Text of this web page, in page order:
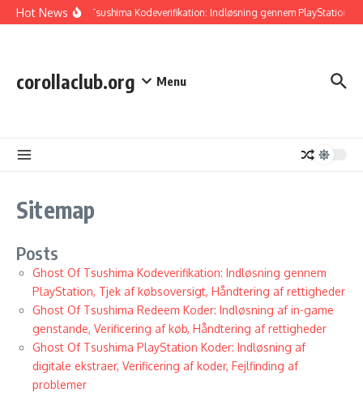
Skip to content
Hot NewsGhost Of Tsushima Kodeverifikation: Indløsning gennem PlayStation,
corollaclub.org Menu
Sitemap
Posts
Ghost Of Tsushima Kodeverifikation: Indløsning gennem
PlayStation, Tjek af købsoversigt, Håndtering af rettigheder
Ghost Of Tsushima Redeem Koder: Indløsning af in-game
genstande, Verificering af køb, Håndtering af rettigheder
Ghost Of Tsushima PlayStation Koder: Indløsning af
digitale ekstraer, Verificering af koder, Fejlfinding af
problemer